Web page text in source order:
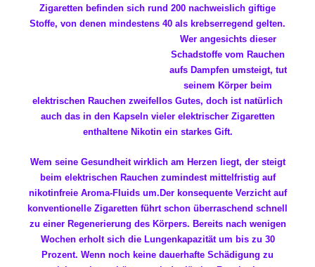
Zigaretten befinden sich rund 200 nachweislich giftige
Stoffe, von denen mindestens 40 als krebserregend gelten.
Wer angesichts dieser
Schadstoffe vom Rauchen
aufs Dampfen umsteigt, tut
seinem Körper beim
elektrischen Rauchen zweifellos Gutes, doch ist natürlich
auch das in den Kapseln vieler elektrischer Zigaretten
enthaltene Nikotin ein starkes Gift.
Wem seine Gesundheit wirklich am Herzen liegt, der steigt
beim elektrischen Rauchen zumindest mittelfristig auf
nikotinfreie Aroma-Fluids um. Der konsequente Verzicht auf
konventionelle Zigaretten führt schon überraschend schnell
zu einer Regenerierung des Körpers. Bereits nach wenigen
Wochen erholt sich die Lungenkapazität um bis zu 30
Prozent. Wenn noch keine dauerhafte Schädigung zu